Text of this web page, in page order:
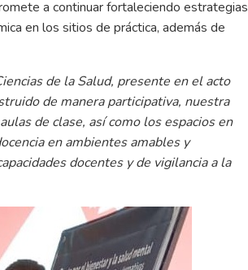
a continuar fortaleciendo estrategias
en los sitios de práctica, además de
de la Salud, presente en el acto
de manera participativa, nuestra
de clase, así como los espacios en
en ambientes amables y
docentes y de vigilancia a la